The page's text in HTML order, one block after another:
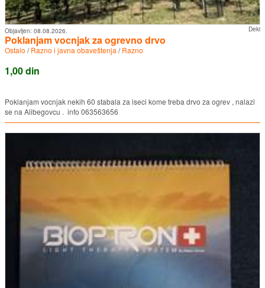
Deki
Objavljen: 08.08.2026.
Poklanjam vocnjak za ogrevno drvo
Ostalo /Razno i javna obaveštenja /Razno
1,00 din
Poklanjam vocnjak nekih 60 stabala za iseci kome treba drvo za ogrev , nalazi
se na Alibegovcu . info 063563656